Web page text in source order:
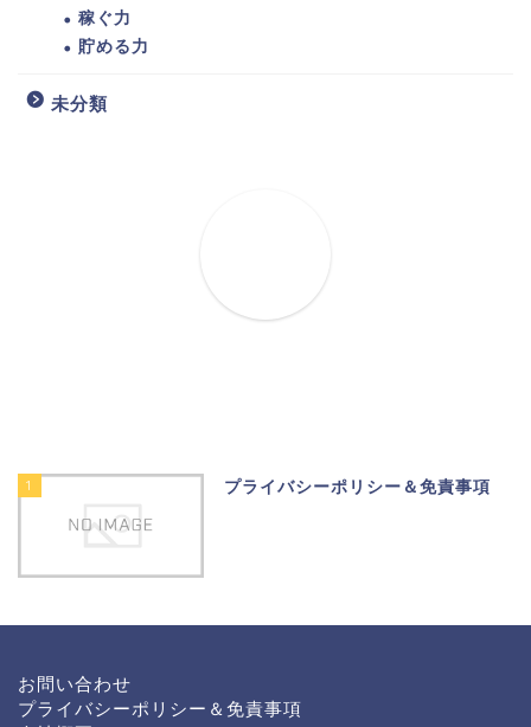
稼ぐ力
貯める力
未分類
1 プライバシーポリシー＆免責事項
お問い合わせ
プライバシーポリシー＆免責事項